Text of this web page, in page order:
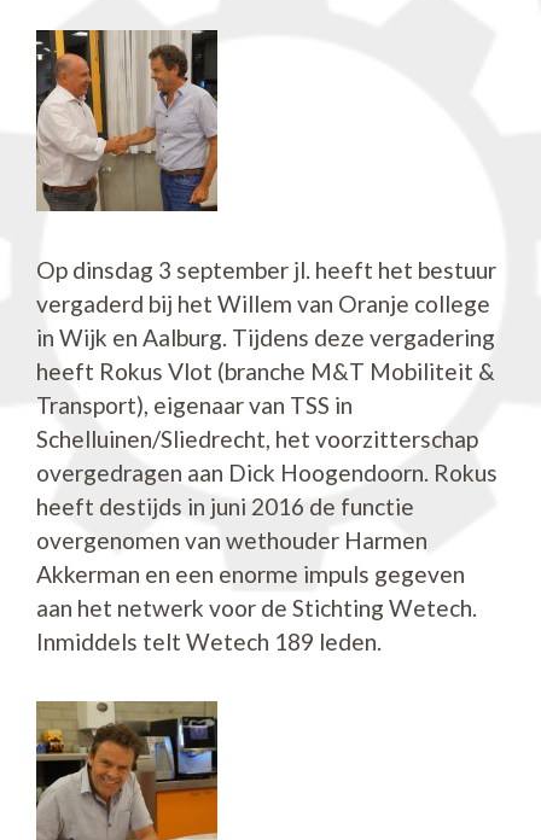
Op dinsdag 3 september jl. heeft het bestuur
vergaderd bij het Willem van Oranje college
in Wijk en Aalburg. Tijdens deze vergadering
heeft Rokus Vlot (branche M&T Mobiliteit &
Transport), eigenaar van TSS in
Schelluinen/Sliedrecht, het voorzitterschap
overgedragen aan Dick Hoogendoorn. Rokus
heeft destijds in juni 2016 de functie
overgenomen van wethouder Harmen
Akkerman en een enorme impuls gegeven
aan het netwerk voor de Stichting Wetech.
Inmiddels telt Wetech 189 leden.